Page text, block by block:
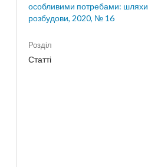
особливими потребами: шляхи
розбудови, 2020, № 16
Розділ
Статті